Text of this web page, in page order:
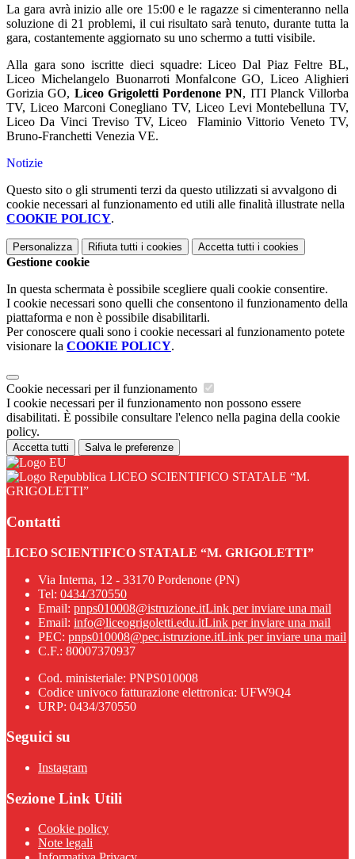
La gara avrà inizio alle ore 15:00 e le ragazze si cimenteranno nella
soluzione di 21 problemi, il cui risultato sarà tenuto, durante tutta la
gara, costantemente aggiornato su uno schermo a tutti visibile.
Alla gara sono iscritte dieci squadre: Liceo Dal Piaz Feltre BL,
Liceo Michelangelo Buonarroti Monfalcone GO, Liceo Alighieri
Gorizia GO, Liceo Grigoletti Pordenone PN, ITI Planck Villorba
TV, Liceo Marconi Conegliano TV, Liceo Levi Montebelluna TV,
Liceo Da Vinci Treviso TV, Liceo Flaminio Vittorio Veneto TV,
Bruno-Franchetti Venezia VE.
Notizie
Questo sito o gli strumenti terzi da questo utilizzati si avvalgono di
cookie necessari al funzionamento ed utili alle finalità illustrate nella
COOKIE POLICY.
Personalizza Rifiuta tutti i cookies Accetta tutti i cookies
Gestione cookie
In questa schermata è possibile scegliere quali cookie consentire.
I cookie necessari sono quelli che consentono il funzionamento della
piattaforma e non è possibile disabilitarli.
Per conoscere quali sono i cookie necessari al funzionamento potete
visionare la COOKIE POLICY.
Cookie necessari per il funzionamento
I cookie necessari per il funzionamento non possono essere
disabilitati. È possibile consultare l'elenco nella pagina della cookie
policy.
Accetta tutti Salva le preferenze
LICEO SCIENTIFICO STATALE “M.
GRIGOLETTI”
Contatti
LICEO SCIENTIFICO STATALE “M. GRIGOLETTI”
Via Interna, 12 - 33170 Pordenone (PN)
Tel: 0434/370550
Email: pnps010008@istruzione.itLink per inviare una mail
Email: info@liceogrigoletti.edu.itLink per inviare una mail
PEC: pnps010008@pec.istruzione.itLink per inviare una mail
C.F.: 80007370937
Cod. ministeriale: PNPS010008
Codice univoco fatturazione elettronica: UFW9Q4
URP: 0434/370550
Seguici su
Instagram
Sezione Link Utili
Cookie policy
Note legali